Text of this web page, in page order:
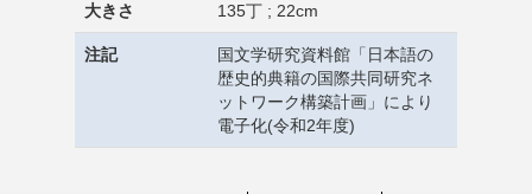
大きさ 135丁 ; 22cm
注記
国文学研究資料館「日本語の
歴史的典籍の国際共同研究ネ
ットワーク構築計画」により
電子化(令和2年度)